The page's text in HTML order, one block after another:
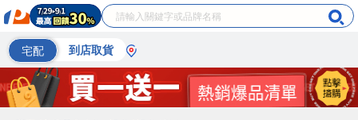
宅配 到店取貨